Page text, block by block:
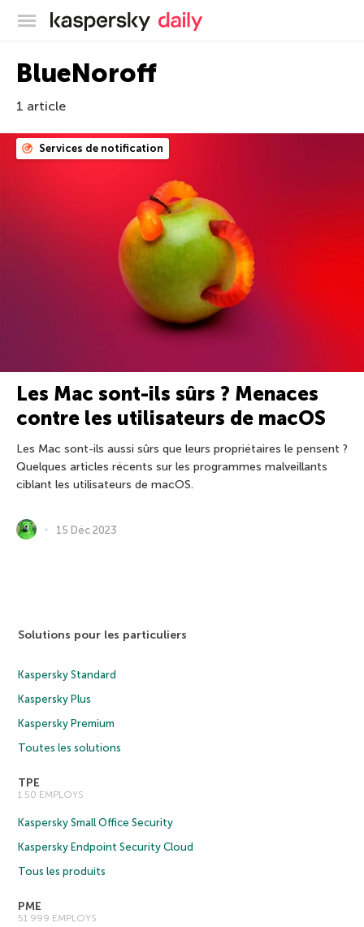
Blog officiel de Kaspersky
BlueNoroff
1 article
Services de notification
Les Mac sont-ils sûrs ? Menaces
contre les utilisateurs de macOS
Les Mac sont-ils aussi sûrs que leurs propriétaires le pensent ?
Quelques articles récents sur les programmes malveillants
ciblant les utilisateurs de macOS.
15 Déc 2023
Solutions pour les particuliers
Kaspersky Standard
Kaspersky Plus
Kaspersky Premium
Toutes les solutions
TPE
1 50 EMPLOYS
Kaspersky Small Office Security
Kaspersky Endpoint Security Cloud
Tous les produits
PME
51 999 EMPLOYS